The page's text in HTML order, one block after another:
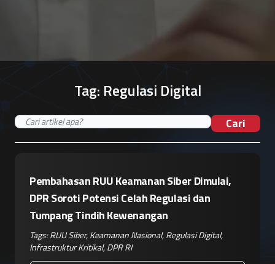
Tag: Regulasi Digital
Cari
Pembahasan RUU Keamanan Siber Dimulai,
DPR Soroti Potensi Celah Regulasi dan
Tumpang Tindih Kewenangan
Tags:RUU Siber,Keamanan Nasional,Regulasi Digital,
Infrastruktur Kritikal,DPR RI